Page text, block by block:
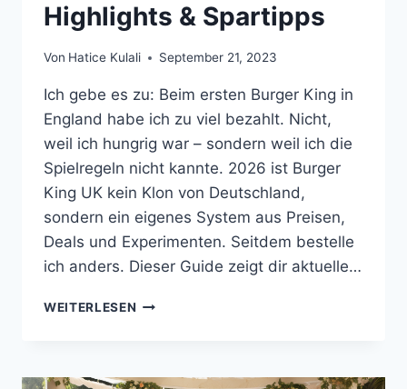
Highlights & Spartipps
Von Hatice Kulali September 21, 2023
Ich gebe es zu: Beim ersten Burger King in
England habe ich zu viel bezahlt. Nicht,
weil ich hungrig war – sondern weil ich die
Spielregeln nicht kannte. 2026 ist Burger
King UK kein Klon von Deutschland,
sondern ein eigenes System aus Preisen,
Deals und Experimenten. Seitdem bestelle
ich anders. Dieser Guide zeigt dir aktuelle…
WEITERLESEN BURGER
ENGLAND